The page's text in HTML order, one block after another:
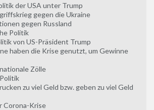
der USA unter Trump
gegen die Ukraine
gegen Russland
Politik
von US-Präsident Trump
haben die Krise genutzt, um Gewinne
Zölle
zu viel Geld bzw. geben zu viel Geld
Corona-Krise